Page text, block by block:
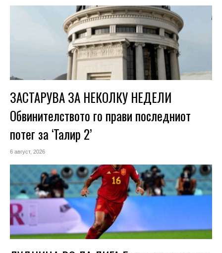
ЗАСТАРУВА ЗА НЕКОЛКУ НЕДЕЛИ
Обвинителството го прави последниот
потег за ‘Талир 2’
6 август, 2026